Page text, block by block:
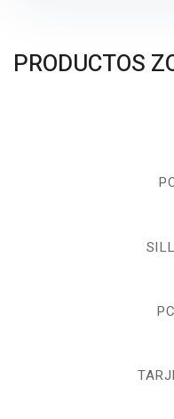
PRODUCTOS